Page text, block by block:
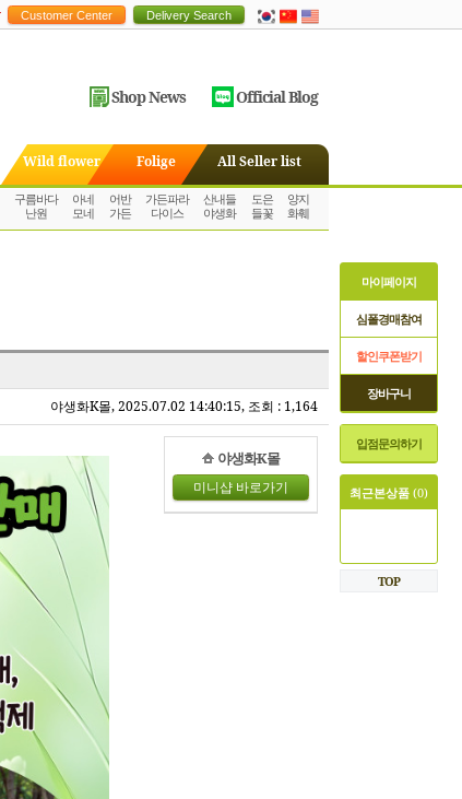
Shop News Official Blog
Wild flower Folige All Seller list
구름바다
난원
아네
모네
어반
가든
가든파라
다이스
산내들
야생화
도은
들꽃
양지
화훼
야생화K몰, 2025.07.02 14:40:15, 조회 : 1,164
야생화K몰
마이페이지
심폴경매참여
할인쿠폰받기
장바구니
입점문의하기
최근본상품 (0)
TOP